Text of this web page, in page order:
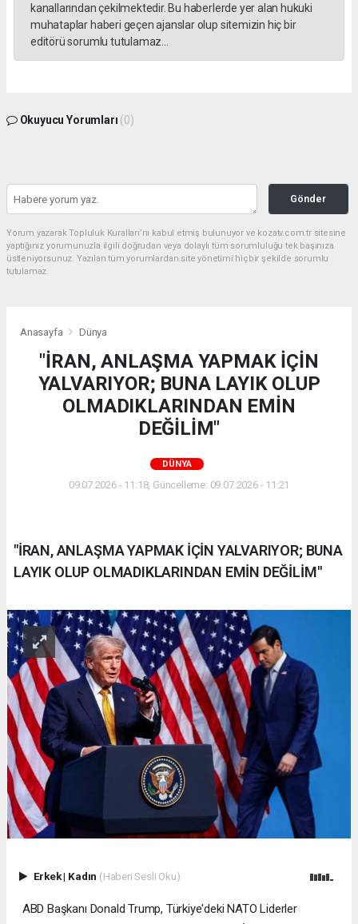
kanallarından çekilmektedir. Bu haberlerde yer alan hukuki
muhataplar haberi geçen ajanslar olup sitemizin hiç bir
editörü sorumlu tutulamaz...
Okuyucu Yorumları (0)
Gönder
Yorum yazarak Topluluk Kuralları’nı kabul etmiş bulunuyor ve kozatv.com.tr sitesine
yaptığınız yorumunuzla ilgili doğrudan veya dolaylı tüm sorumluluğu tek başınıza
üstleniyorsunuz. Yazılan tüm yorumlardan site yönetimi hiçbir şekilde sorumlu
tutulamaz.
Anasayfa Dünya
"İRAN, ANLAŞMA YAPMAK İÇİN
YALVARIYOR; BUNA LAYIK OLUP
OLMADIKLARINDAN EMİN
DEĞİLİM"
DÜNYA
09.07.2026 - 11:18, Güncelleme: 09.07.2026 - 11:21
"İRAN, ANLAŞMA YAPMAK İÇİN YALVARIYOR; BUNA
LAYIK OLUP OLMADIKLARINDAN EMİN DEĞİLİM"
Erkek| Kadın (Haberi Sesli Oku)
ABD Başkanı Donald Trump, Türkiye'deki NATO Liderler